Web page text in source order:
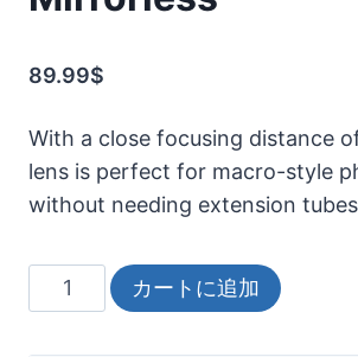
89.99$
With a close focusing distance
lens is perfect for macro-style
without needing extension
Industar-
61
カートに追加